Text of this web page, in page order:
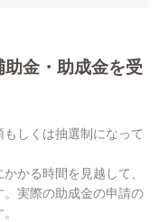
金・助成金を受
しくは抽選制になって
かる時間を見越して、
実際の助成金の申請の